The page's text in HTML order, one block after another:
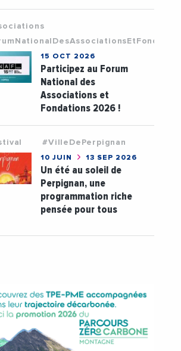
15 OCT 2026
Participez au Forum
National des
Associations et
Fondations 2026 !
#VilleDePerpignan
10 JUIN 13 SEP 2026
Un été au soleil de
Perpignan, une
programmation riche
pensée pour tous